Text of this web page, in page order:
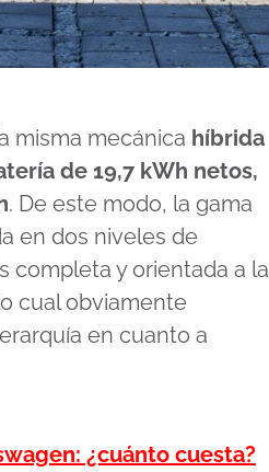
misma mecánica híbrida
de 19,7 kWh netos,
. De este modo, la gama
en dos niveles de
completa y orientada a la
cual obviamente
en cuanto a
¿cuánto cuesta?